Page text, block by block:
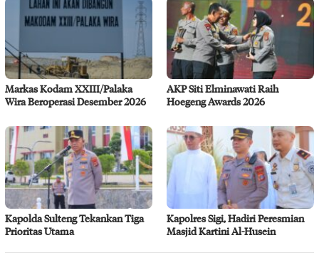
Markas Kodam XXIII/Palaka
Wira Beroperasi Desember 2026
AKP Siti Elminawati Raih
Hoegeng Awards 2026
Kapolda Sulteng Tekankan Tiga
Prioritas Utama
Kapolres Sigi, Hadiri Peresmian
Masjid Kartini Al-Husein